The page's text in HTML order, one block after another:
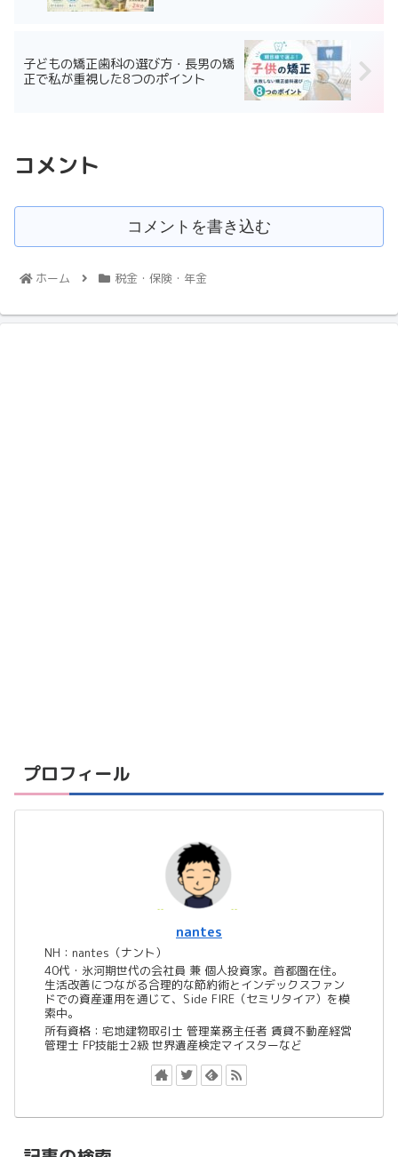
子どもの矯正歯科の選び方・長男の矯
正で私が重視した8つのポイント
コメント
コメントを書き込む
ホーム 税金・保険・年金
プロフィール
nantes
NH：nantes（ナント）
40代・氷河期世代の会社員 兼 個人投資家。首都圏在住。
生活改善につながる合理的な節約術とインデックスファン
ドでの資産運用を通じて、Side FIRE（セミリタイア）を模
索中。
所有資格：宅地建物取引士 管理業務主任者 賃貸不動産経営
管理士 FP技能士2級 世界遺産検定マイスターなど